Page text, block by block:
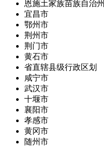
恩施土家族苗族自治州
宜昌市
鄂州市
荆州市
荆门市
黄石市
省直辖县级行政区划
咸宁市
武汉市
十堰市
襄阳市
孝感市
黄冈市
随州市